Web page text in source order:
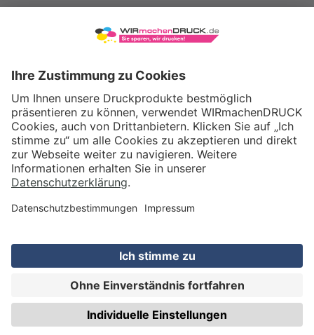
WIRmachenDRUCK GmbH
71522 Backnang
Tel.: +49 (0) 711 995 982 - 20
Fax: +49 (0) 711 995 982 - 21
SOCIAL MEDIA